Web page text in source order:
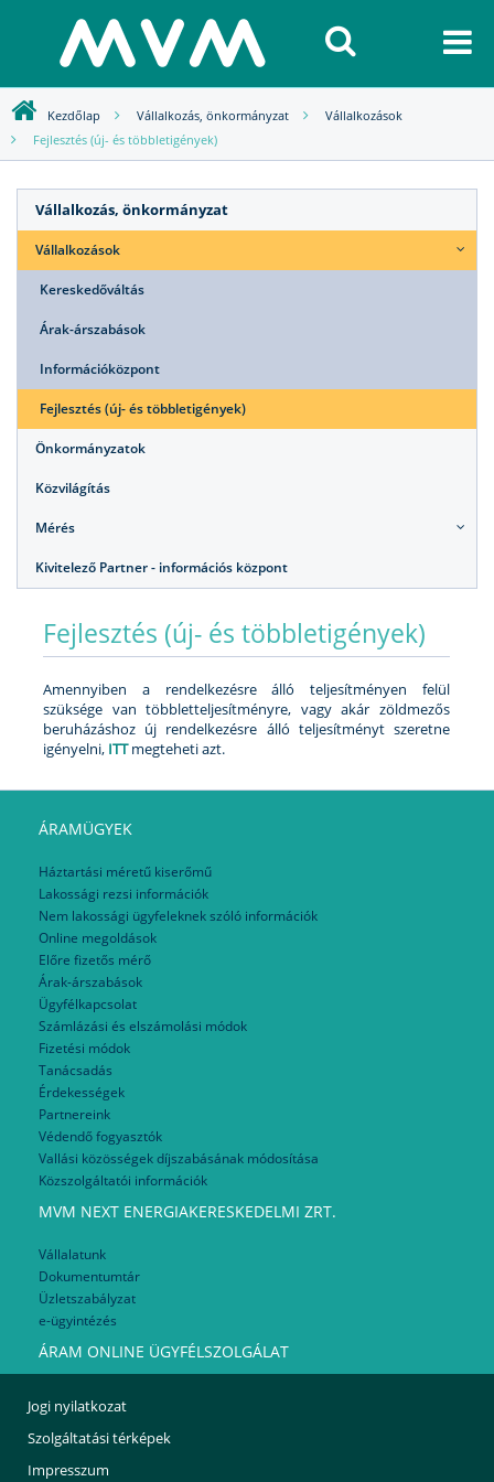
Kezdőlap Vállalkozás, önkormányzat
Vállalkozások
Fejlesztés (új- és többletigények)
Vállalkozás, önkormányzat
Vállalkozások
Kereskedőváltás
Árak-árszabások
Információközpont
Fejlesztés (új- és többletigények)
Önkormányzatok
Közvilágítás
Mérés
Kivitelező Partner - információs központ
Fejlesztés (új- és többletigények)
Amennyiben a rendelkezésre álló teljesítményen felül
szüksége van többletteljesítményre, vagy akár zöldmezős
beruházáshoz új rendelkezésre álló teljesítményt szeretne
igényelni, ITTmegteheti azt.
ÁRAMÜGYEK
Háztartási méretű kiserőmű
Lakossági rezsi információk
Nem lakossági ügyfeleknek szóló információk
Online megoldások
Előre fizetős mérő
Árak-árszabások
Ügyfélkapcsolat
Számlázási és elszámolási módok
Fizetési módok
Tanácsadás
Érdekességek
Partnereink
Védendő fogyasztók
Vallási közösségek díjszabásának módosítása
Közszolgáltatói információk
MVM NEXT ENERGIAKERESKEDELMI ZRT.
Vállalatunk
Dokumentumtár
Üzletszabályzat
e-ügyintézés
ÁRAM ONLINE ÜGYFÉLSZOLGÁLAT
Jogi nyilatkozat
Szolgáltatási térképek
Impresszum